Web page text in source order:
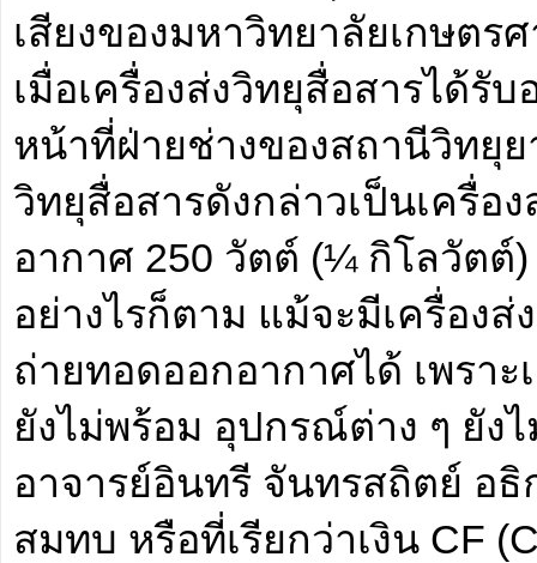
เสียงของมหาวิทยาลัยเกษตร
เมื่อเครื่องส่งวิทยุสื่อสารได้รั
หน้าที่ฝ่ายช่างของสถานีวิทยุย
วิทยุสื่อสารดังกล่าวเป็นเครื่อ
อากาศ 250 วัตต์ (¼ กิโลวัตต์)
อย่างไรก็ตาม แม้จะมีเครื่องส่
ถ่ายทอดออกอากาศได้ เพราะ
ยังไม่พร้อม อุปกรณ์ต่าง ๆ ยัง
อาจารย์อินทรี จันทรสถิตย์ อ
สมทบ หรือที่เรียกว่าเงิน CF